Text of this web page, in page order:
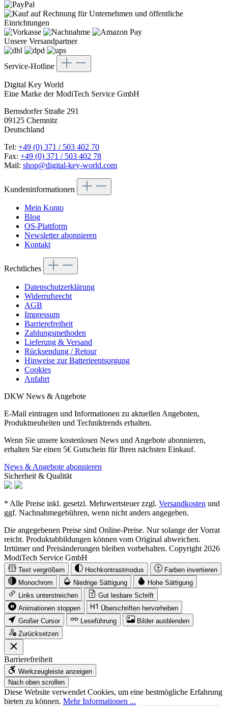
Unsere Versandpartner
Service-Hotline
Digital Key World
Eine Marke der ModiTech Service GmbH
Bernsdorfer Straße 291
09125 Chemnitz
Deutschland
Tel: +49 (0) 371 / 503 402 70
Fax: +49 (0) 371 / 503 402 78
Mail: shop@digital-key-world.com
Kundeninformationen
Mein Konto
Blog
OS-Plattform
Newsletter abonnieren
Kontakt
Rechtliches
Datenschutzerklärung
Widerrufsrecht
AGB
Impressum
Barrierefreiheit
Zahlungsmethoden
Lieferung & Versand
Rücksendung / Retour
Hinweise zur Batterieentsorgung
Cookies
Anfahrt
DKW News & Angebote
E-Mail eintragen und Informationen zu aktuellen Angeboten,
Produktneuheiten und Techniktrends erhalten.
Wenn Sie unsere kostenlosen News und Angebote abonnieren,
erhalten Sie einen 5€ Gutschein für Ihren nächsten Einkauf.
News & Angebote abonnieren
Sicherheit & Qualität
* Alle Preise inkl. gesetzl. Mehrwertsteuer zzgl. Versandkosten und
ggf. Nachnahmegebühren, wenn nicht anders angegeben.
Die angegebenen Preise sind Online-Preise. Nur solange der Vorrat
reicht. Produktabbildungen können vom Original abweichen.
Irrtümer und Preisänderungen bleiben vorbehalten. Copyright 2026
ModiTech Service GmbH
Text vergrößern Hochkontrastmodus
Farben invertieren
Monochrom
Niedrige Sättigung
Hohe Sättigung
Links unterstreichen
Gut lesbare Schrift
Animationen stoppen
Überschriften hervorheben
Großer Cursor
Leseführung
Bilder ausblenden
Zurücksetzen
Barrierefreiheit
Werkzeugleiste anzeigen
Nach oben scrollen
Diese Website verwendet Cookies, um eine bestmögliche Erfahrung
bieten zu können. Mehr Informationen ...